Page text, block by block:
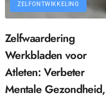
ZELFONTWIKKELING
Zelfwaardering
Werkbladen voor
Atleten: Verbeter
Mentale Gezondheid,